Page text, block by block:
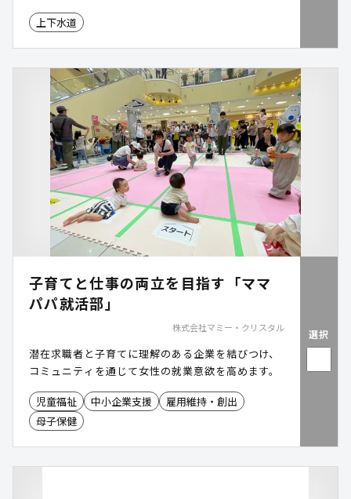
です。
上下水道
子育てと仕事の両立を目指す「ママ
パパ就活部」
株式会社マミー・クリスタル
潜在求職者と子育てに理解のある企業を結びつけ、
コミュニティを通じて女性の就業意欲を高めます。
児童福祉 中小企業支援
雇用維持・創出
母子保健
選択